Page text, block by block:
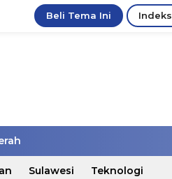
Beli Tema Ini Indeks
Sulawesi Teknologi